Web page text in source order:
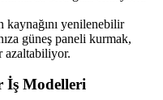
yenilenebilir
güneş paneli kurmak,
azaltabiliyor.
Modelleri